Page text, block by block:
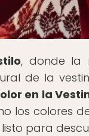
, donde la
de la
en la
los colores
para